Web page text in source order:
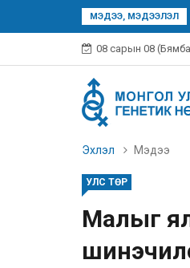
МЭДЭЭ, МЭДЭЭЛЭЛ
08 сарын 08
Эхлэл Мэдээ
УЛС ТӨР
Малыг